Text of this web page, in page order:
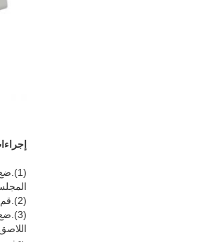
(1).ضع الآلة على سطح عمل مستوٍ ومستقر ، واضبط مستوى الماكينة (يتم لف الجزء العلوي من الماكينة بشكل مسطح
المجلس
(2).قم بتوصيل قابس سلك الطاقة الخاص بالجهاز بمصدر الطاقة وتشغيل مفتاح الطاقة (POWER) ؛